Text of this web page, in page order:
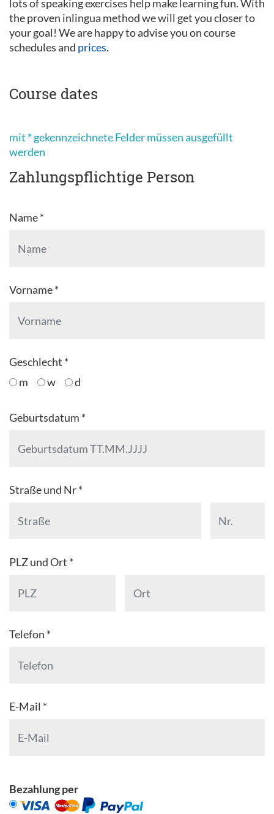
lots of speaking exercises help make learning fun. With
the proven inlingua method we will get you closer to
your goal! We are happy to advise you on course
schedules and prices.
Course dates
mit * gekennzeichnete Felder müssen ausgefüllt
werden
Zahlungspflichtige Person
Name *
Vorname *
Geschlecht *
m
w d
Geburtsdatum *
Straße und Nr *
PLZ und Ort *
Telefon *
E-Mail *
Bezahlung per